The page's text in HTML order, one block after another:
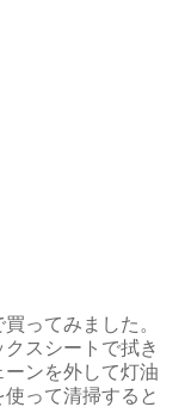
ってみました。
スシートで拭き
ンを外して灯油
って清掃すると